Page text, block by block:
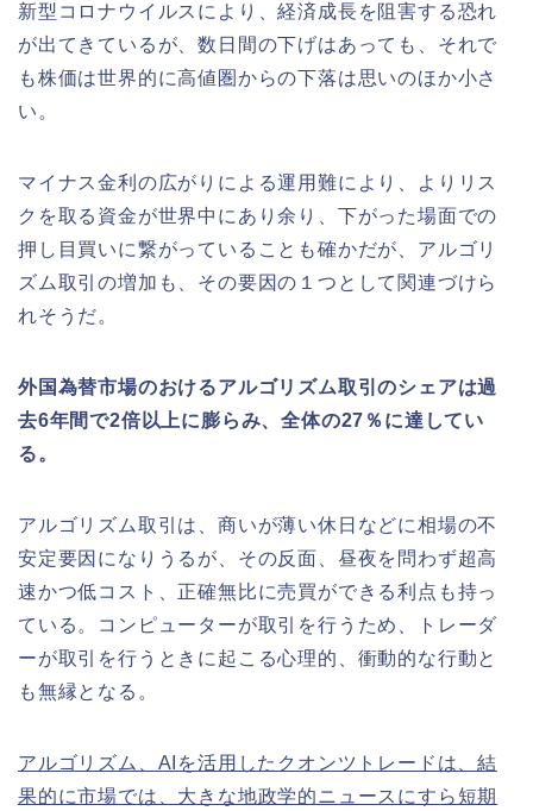
新型コロナウイルスにより、経済成長を阻害する恐れ
が出てきているが、数日間の下げはあっても、それで
も株価は世界的に高値圏からの下落は思いのほか小さ
い。
マイナス金利の広がりによる運用難により、よりリス
クを取る資金が世界中にあり余り、下がった場面での
押し目買いに繋がっていることも確かだが、アルゴリ
ズム取引の増加も、その要因の１つとして関連づけら
れそうだ。
外国為替市場のおけるアルゴリズム取引のシェアは過
去6年間で2倍以上に膨らみ、全体の27％に達してい
る。
アルゴリズム取引は、商いが薄い休日などに相場の不
安定要因になりうるが、その反面、昼夜を問わず超高
速かつ低コスト、正確無比に売買ができる利点も持っ
ている。コンピューターが取引を行うため、トレーダ
ーが取引を行うときに起こる心理的、衝動的な行動と
も無縁となる。
アルゴリズム、AIを活用したクオンツトレードは、結
果的に市場では、大きな地政学的ニュースにすら短期